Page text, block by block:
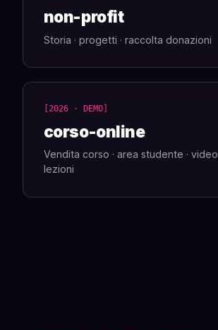
non-profit
Storia · progetti · raccolta donazioni
[2026 · DEMO]
corso-online
Vendita corso · area studente · video
lezioni